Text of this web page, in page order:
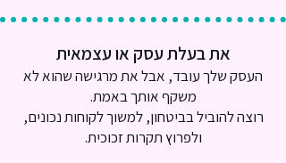
את בעלת עסק או עצמאית
העסק שלך עובד, אבל את מרגישה שהוא לא
משקף אותך באמת.
רוצה להוביל בביטחון, למשוך לקוחות נכונים,
ולפרוץ תקרות זכוכית.